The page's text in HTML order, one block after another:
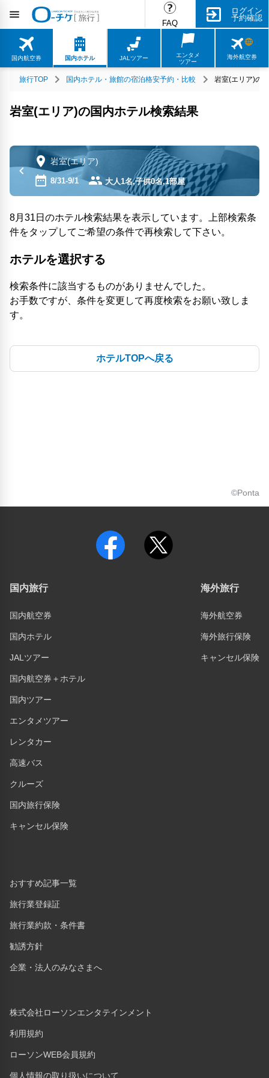
FAQ
ログイン
予約確認
国内航空券 国内ホテル JALツアー
エンタメ
ツアー
海外航空券
旅行TOP 国内ホテル・旅館の宿泊格安予約・比較 岩室(エリア)の
岩室(エリア)の国内ホテル検索結果
岩室(エリア)
8/31-9/1 大人1名,子供0名,1部屋
8月31日のホテル検索結果を表示しています。上部検索条
件をタップしてご希望の条件で再検索して下さい。
ホテルを選択する
検索条件に該当するものがありませんでした。
お手数ですが、条件を変更して再度検索をお願い致しま
す。
ホテルTOPへ戻る
©Ponta
国内旅行
国内航空券
国内ホテル
JALツアー
国内航空券＋ホテル
国内ツアー
エンタメツアー
レンタカー
高速バス
クルーズ
国内旅行保険
キャンセル保険
おすすめ記事一覧
旅行業登録証
旅行業約款・条件書
勧誘方針
企業・法人のみなさまへ
株式会社ローソンエンタテインメント
利用規約
ローソンWEB会員規約
個人情報の取り扱いについて
海外旅行
海外航空券
海外旅行保険
キャンセル保険